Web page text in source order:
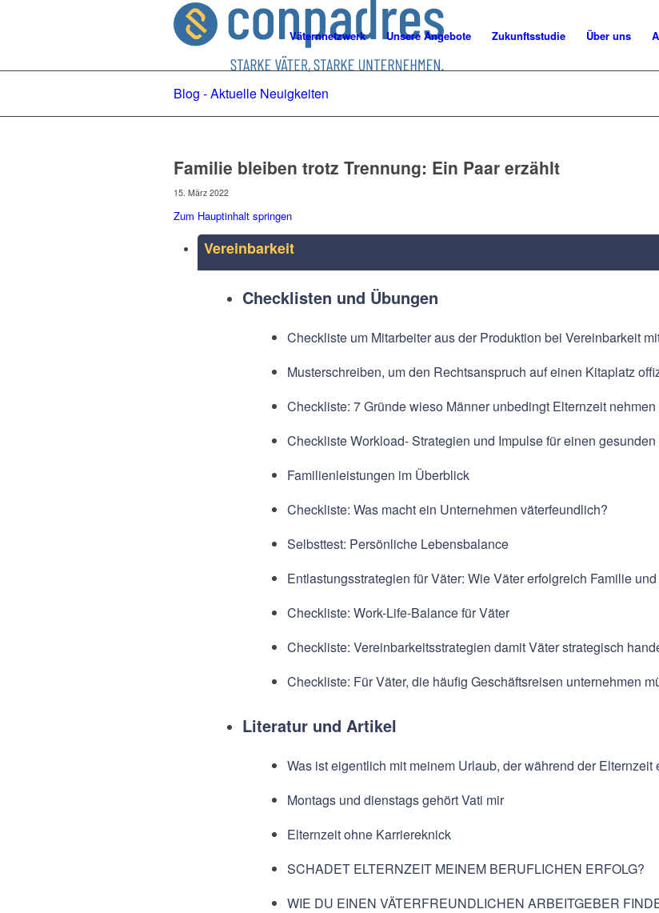
Väternnetzwerk Unsere Angebote Zukunftsstudie Über uns
Blog - Aktuelle Neuigkeiten
Familie bleiben trotz Trennung: Ein Paar erzählt
15. März 2022
Zum Hauptinhalt springen
Vereinbarkeit
Checklisten und Übungen
Checkliste um Mitarbeiter aus der Produktion bei Vereinbarkeit
Musterschreiben, um den Rechtsanspruch auf einen Kitaplatz
Checkliste: 7 Gründe wieso Männer unbedingt Elternzeit
Checkliste Workload- Strategien und Impulse für einen gesunden
Familienleistungen im Überblick
Checkliste: Was macht ein Unternehmen väterfeundlich?
Selbsttest: Persönliche Lebensbalance
Entlastungsstrategien für Väter: Wie Väter erfolgreich Familie und
Checkliste: Work-Life-Balance für Väter
Checkliste: Vereinbarkeitsstrategien damit Väter strategisch
Checkliste: Für Väter, die häufig Geschäftsreisen unternehmen
Literatur und Artikel
Was ist eigentlich mit meinem Urlaub, der während der Elternzeit
Montags und dienstags gehört Vati mir
Elternzeit ohne Karriereknick
SCHADET ELTERNZEIT MEINEM BERUFLICHEN ERFOLG?
WIE DU EINEN VÄTERFREUNDLICHEN ARBEITGEBER